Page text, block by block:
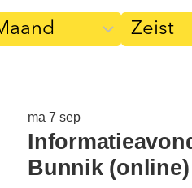
ma 7 sep
Bunnik (online)